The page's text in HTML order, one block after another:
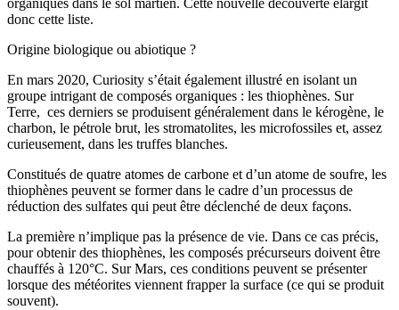
organiques dans le sol martien. Cette nouvelle découverte élargit
donc cette liste.
Origine biologique ou abiotique ?
En mars 2020, Curiosity s’était également illustré en isolant un
groupe intrigant de composés organiques : les thiophènes. Sur
Terre, ces derniers se produisent généralement dans le kérogène, le
charbon, le pétrole brut, les stromatolites, les microfossiles et, assez
curieusement, dans les truffes blanches.
Constitués de quatre atomes de carbone et d’un atome de soufre, les
thiophènes peuvent se former dans le cadre d’un processus de
réduction des sulfates qui peut être déclenché de deux façons.
La première n’implique pas la présence de vie. Dans ce cas précis,
pour obtenir des thiophènes, les composés précurseurs doivent être
chauffés à 120°C. Sur Mars, ces conditions peuvent se présenter
lorsque des météorites viennent frapper la surface (ce qui se produit
souvent).